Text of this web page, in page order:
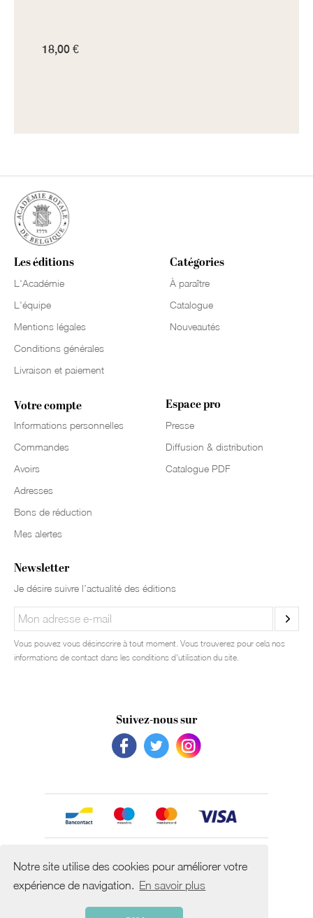
Notre site utilise des cookies pour améliorer votre
expérience de navigation. En savoir plus
18,00 €
Les éditions
L'Académie
L'équipe
Mentions légales
Conditions générales
Livraison et paiement
Catégories
À paraître
Catalogue
Nouveautés
Votre compte
Informations personnelles
Commandes
Avoirs
Adresses
Bons de réduction
Mes alertes
Espace pro
Presse
Diffusion & distribution
Catalogue PDF
Newsletter
Je désire suivre l’actualité des éditions
Vous pouvez vous désinscrire à tout moment. Vous trouverez pour cela nos
informations de contact dans les conditions d'utilisation du site.
Suivez-nous sur